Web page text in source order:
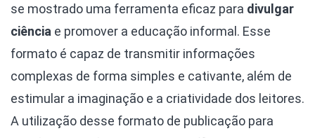
se mostrado uma ferramenta eficaz para divulgar
ciência e promover a educação informal. Esse
formato é capaz de transmitir informações
complexas de forma simples e cativante, além de
estimular a imaginação e a criatividade dos leitores.
A utilização desse formato de publicação para